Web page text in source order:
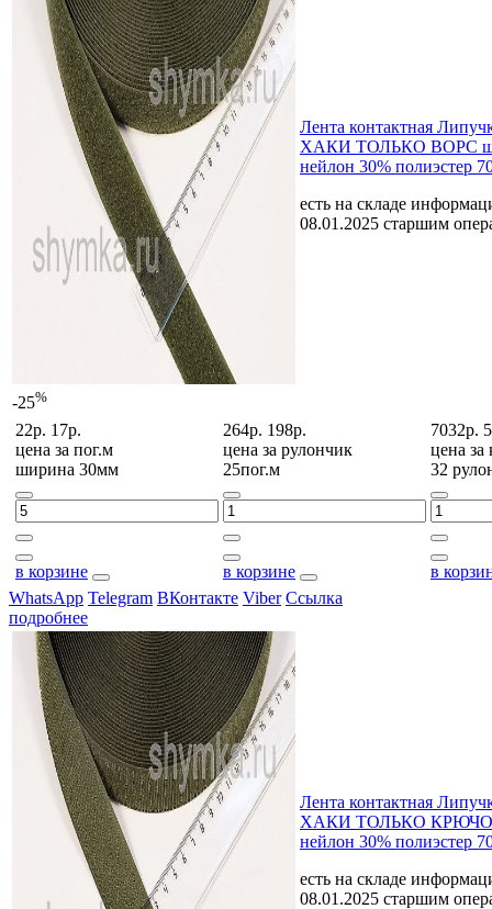
-25%
Лента контактная
ХАКИ ТОЛЬКО ВОРС
нейлон 30% полиэстер
есть на складе
08.01.2025 старшим
22р. 17р.
цена за пог.м
ширина 30мм
в корзине
264р. 198р.
цена за рулончик
25пог.м
в корзине
7032р.
цена за
32
в
WhatsApp Telegram ВКонтакте Viber Ссылка
подробнее
Лента контактная
ХАКИ ТОЛЬКО
нейлон 30% полиэстер
есть на складе
08.01.2025 старшим